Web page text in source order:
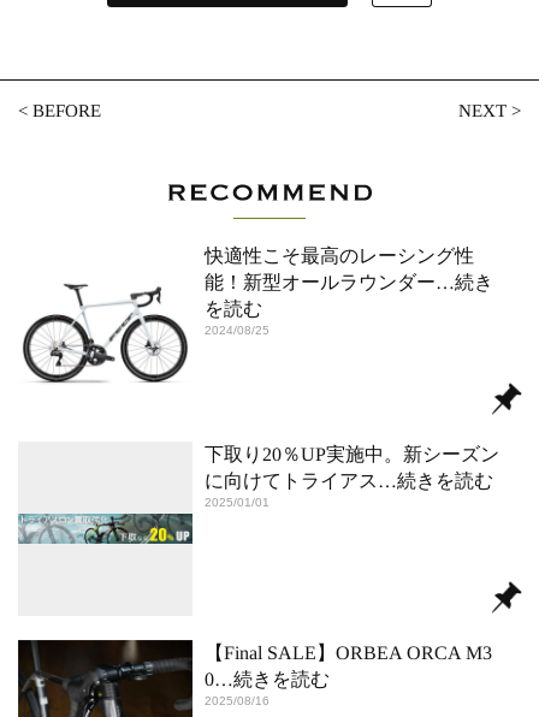
<BEFORE NEXT>
快適性こそ最高のレーシング性
能！新型オールラウンダー…続き
を読む
2024/08/25
下取り20％UP実施中。新シーズン
に向けてトライアス …続きを読む
2025/01/01
【Final SALE】ORBEA ORCA M3
0…続きを読む
2025/08/16